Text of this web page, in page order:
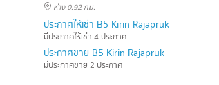
ห่าง 0.92 กม.
ประกาศให้เช่า B5 Kirin Rajapruk
มีประกาศให้เช่า 4 ประกาศ
ประกาศขาย B5 Kirin Rajapruk
มีประกาศขาย 2 ประกาศ